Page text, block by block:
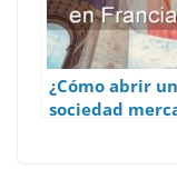
¿Cómo abrir
sociedad